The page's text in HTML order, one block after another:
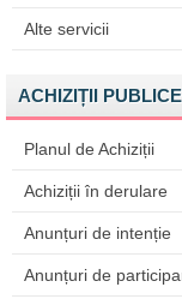
Alte servicii
ACHIZIȚII PUBLICE
Planul de Achiziții
Achiziții în derulare
Anunțuri de intenție
Anunțuri de